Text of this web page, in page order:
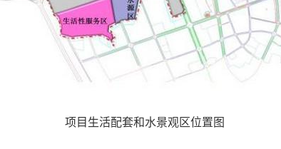
项目生活配套和水景观区位置图